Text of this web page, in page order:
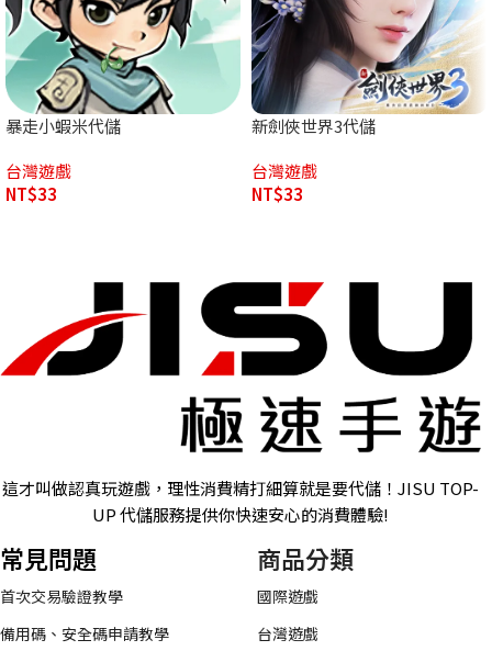
暴走小蝦米代儲
台灣遊戲
NT$33
新劍俠世界3代儲
台灣遊戲
NT$33
這才叫做認真玩遊戲，理性消費精打細算就是要代儲！JISU TOP-
UP 代儲服務提供你快速安心的消費體驗!
常見問題
首次交易驗證教學
備用碼、安全碼申請教學
商品分類
國際遊戲
台灣遊戲